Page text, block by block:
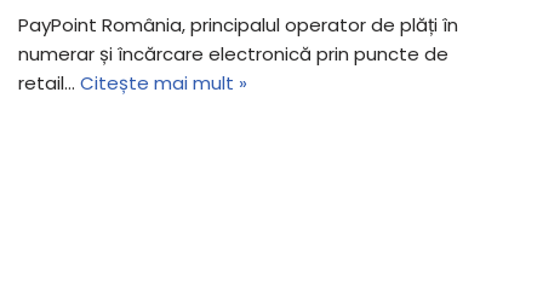
PayPoint România, principalul operator de plăți în
numerar și încărcare electronică prin puncte de
retail… Citește mai mult »